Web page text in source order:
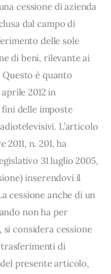
cessione di azienda
dal campo di
delle sole
di beni, rilevante ai
è quanto
2012 in
delle imposte
L’articolo
n. 201, ha
31 luglio 2005,
inserendovi il
cessione anche di un
non ha per
considera cessione
trasferimenti di
presente articolo,